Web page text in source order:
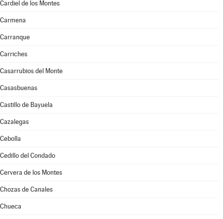
Cardiel de los Montes
Carmena
Carranque
Carriches
Casarrubios del Monte
Casasbuenas
Castillo de Bayuela
Cazalegas
Cebolla
Cedillo del Condado
Cervera de los Montes
Chozas de Canales
Chueca